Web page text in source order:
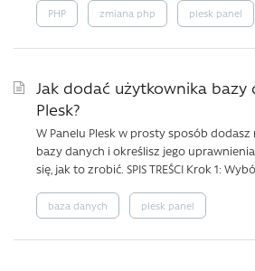
PHP zmiana php plesk panel
Jak dodać użytkownika bazy
Plesk?
W Panelu Plesk w prosty sposób
bazy danych i określisz jego
się, jak to zrobić. SPIS TREŚCI Krok 1:
baza danych plesk panel